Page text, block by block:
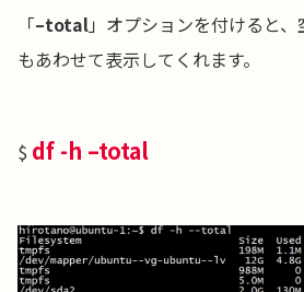
「–total」オプションを付けると
もあわせて表示してくれます。
$ df -h –total